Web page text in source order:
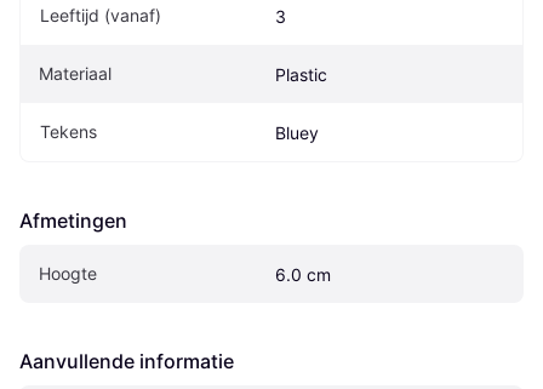
Leeftijd (vanaf) 3
Materiaal Plastic
Tekens Bluey
Afmetingen
Hoogte 6.0 cm
Aanvullende informatie